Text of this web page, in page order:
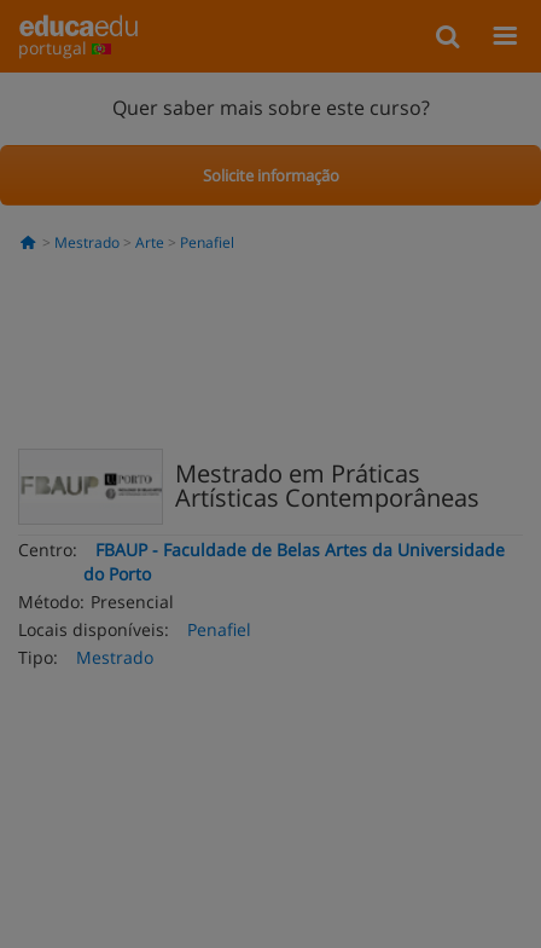
portugal
Quer saber mais sobre este curso?
Solicite informação
Mestrado Arte Penafiel
Mestrado em Práticas
Artísticas Contemporâneas
Centro:
FBAUP - Faculdade de Belas Artes da Universidade
do Porto
Método: Presencial
Locais disponíveis:
Penafiel
Tipo:
Mestrado